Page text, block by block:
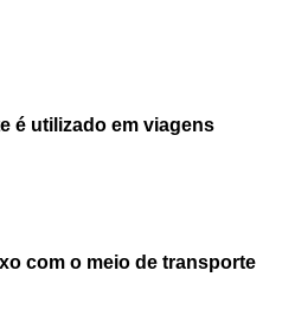
é utilizado em viagens
com o meio de transporte